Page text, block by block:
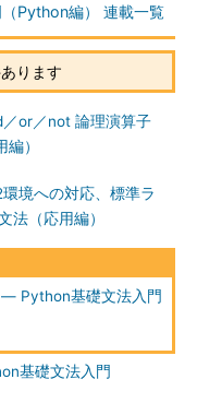
Python編） 連載一覧
ります
or／not 論理演算子
）
境への対応、標準ラ
（応用編）
Python基礎文法入門
基礎文法入門